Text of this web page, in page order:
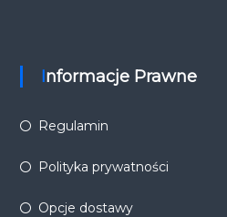
Informacje Prawne
Regulamin
Polityka prywatności
Opcje dostawy